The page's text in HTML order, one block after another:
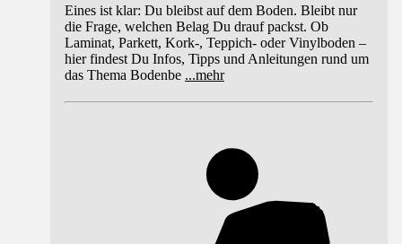
Eines ist klar: Du bleibst auf dem Boden. Bleibt nur
die Frage, welchen Belag Du drauf packst. Ob
Laminat, Parkett, Kork-, Teppich- oder Vinylboden –
hier findest Du Infos, Tipps und Anleitungen rund um
das Thema Bodenbe ...mehr